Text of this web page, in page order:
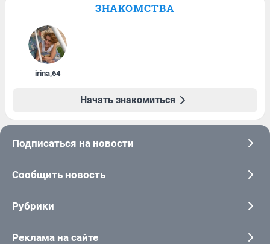
ЗНАКОМСТВА
irina,64
Начать знакомиться
Подписаться на новости
Сообщить новость
Рубрики
Реклама на сайте